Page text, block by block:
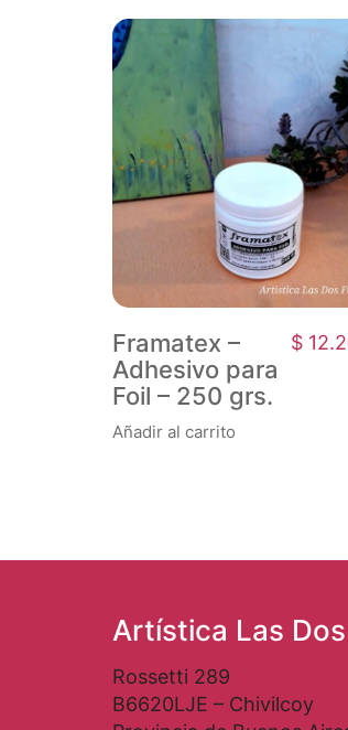
Framatex –
Adhesivo para
Foil – 250 grs.
Añadir al carrito
$
Artística Las
Rossetti 289
B6620LJE – Chivilcoy